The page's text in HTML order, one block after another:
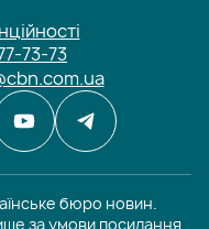
73-73
бюро новин.
за умови посилання